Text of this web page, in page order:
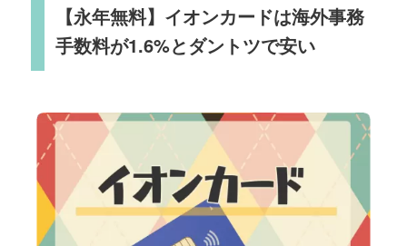
【永年無料】イオンカードは海外事務
手数料が1.6%とダントツで安い